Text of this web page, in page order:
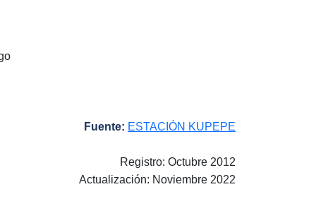
Fuente: ESTACIÓN KUPEPE
Registro: Octubre 2012
Actualización: Noviembre 2022